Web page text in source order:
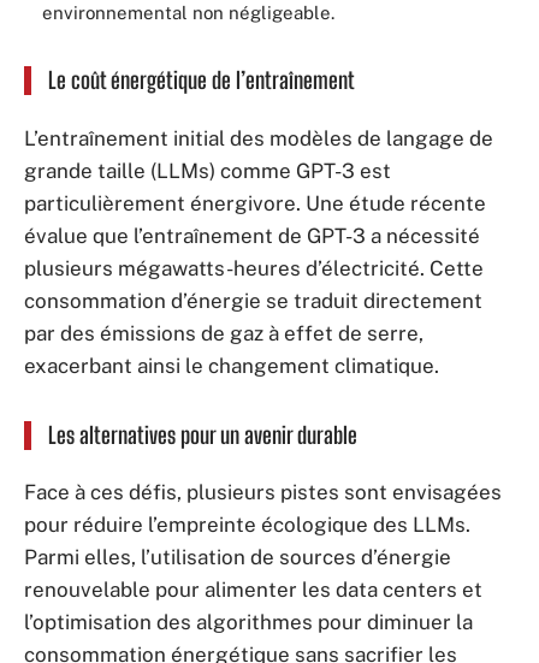
environnemental non négligeable.
Le coût énergétique de l’entraînement
L’entraînement initial des modèles de langage de
grande taille (LLMs) comme GPT-3 est
particulièrement énergivore. Une étude récente
évalue que l’entraînement de GPT-3 a nécessité
plusieurs mégawatts-heures d’électricité. Cette
consommation d’énergie se traduit directement
par des émissions de gaz à effet de serre,
exacerbant ainsi le changement climatique.
Les alternatives pour un avenir durable
Face à ces défis, plusieurs pistes sont envisagées
pour réduire l’empreinte écologique des LLMs.
Parmi elles, l’utilisation de sources d’énergie
renouvelable pour alimenter les data centers et
l’optimisation des algorithmes pour diminuer la
consommation énergétique sans sacrifier les